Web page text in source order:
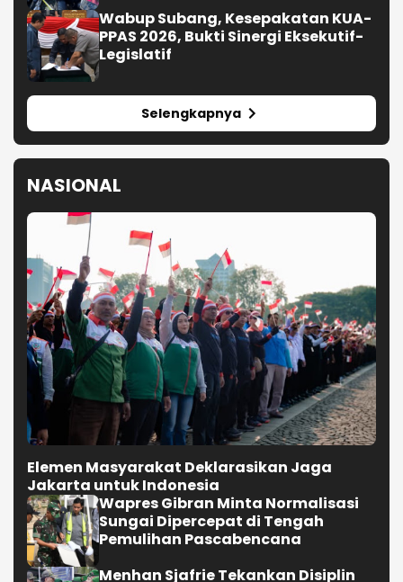
Wabup Subang, Kesepakatan KUA-
PPAS 2026, Bukti Sinergi Eksekutif-
Legislatif
Selengkapnya
NASIONAL
Elemen Masyarakat Deklarasikan Jaga
Jakarta untuk Indonesia
Wapres Gibran Minta Normalisasi
Sungai Dipercepat di Tengah
Pemulihan Pascabencana
Menhan Sjafrie Tekankan Disiplin